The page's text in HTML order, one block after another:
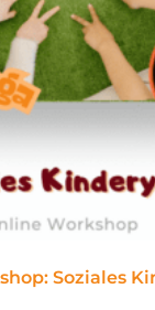
Soziales